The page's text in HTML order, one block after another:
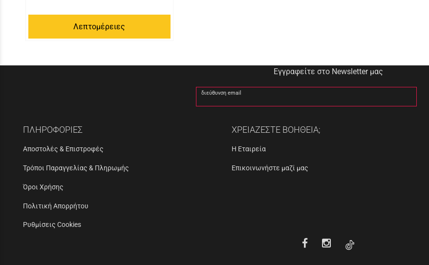
Λεπτομέρειες
Εγγραφείτε στο Newsletter μας
διεύθυνση email
ΠΛΗΡΟΦΟΡΙΕΣ
Αποστολές & Επιστροφές
Τρόποι Παραγγελίας & Πληρωμής
Όροι Χρήσης
Πολιτική Απορρήτου
Ρυθμίσεις Cookies
ΧΡΕΙΑΖΕΣΤΕ ΒΟΗΘΕΙΑ;
Η Εταιρεία
Επικοινωνήστε μαζί μας